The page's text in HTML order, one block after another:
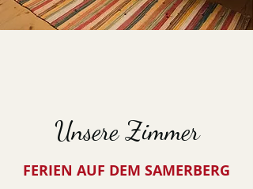
Unsere Zimmer
FERIEN AUF DEM SAMERBERG